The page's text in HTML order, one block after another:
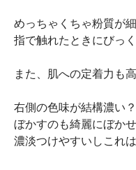
めっちゃくちゃ粉質が
指で触れたときにびっ
また、肌への定着力も
右側の色味が結構濃い
ぼかすのも綺麗にぼかせ
濃淡つけやすいしこれ